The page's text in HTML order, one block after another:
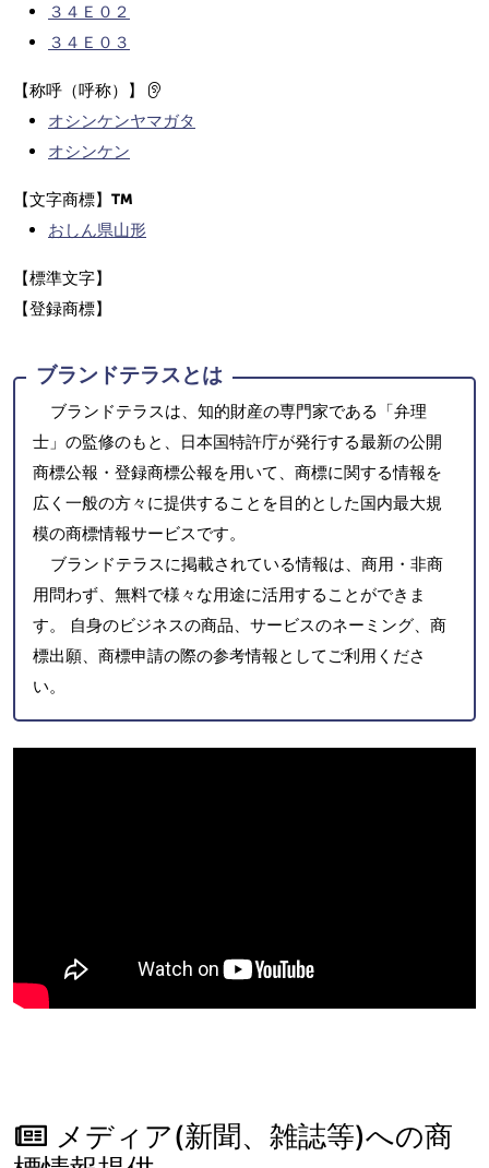
３４Ｅ０２
３４Ｅ０３
【称呼（呼称）】
オシンケンヤマガタ
オシンケン
【文字商標】
おしん県山形
【標準文字】
【登録商標】
ブランドテラスとは
ブランドテラスは、知的財産の専門家である「弁理
士」の監修のもと、日本国特許庁が発行する最新の公開
商標公報・登録商標公報を用いて、商標に関する情報を
広く一般の方々に提供することを目的とした国内最大規
模の商標情報サービスです。
ブランドテラスに掲載されている情報は、商用・非商
用問わず、無料で様々な用途に活用することができま
す。 自身のビジネスの商品、サービスのネーミング、商
標出願、商標申請の際の参考情報としてご利用くださ
い。
メディア(新聞、雑誌等)への商